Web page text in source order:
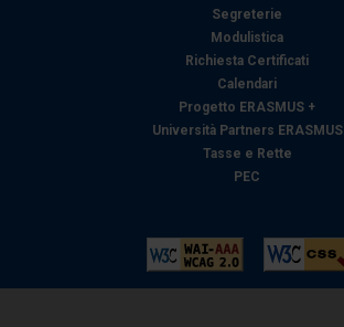
Segreterie
Modulistica
Richiesta Certificati
Calendari
Progetto ERASMUS +
Università Partners ERASMUS
Tasse e Rette
PEC